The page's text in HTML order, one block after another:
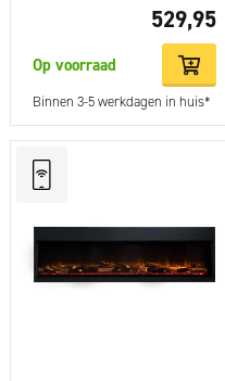
529,95
Op voorraad
Binnen 3-5 werkdagen in huis*